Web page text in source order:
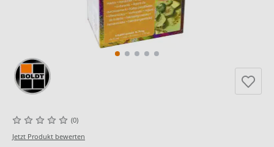
(0)
Jetzt Produkt bewerten